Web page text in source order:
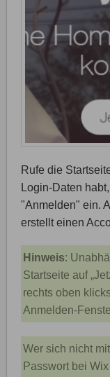
Rufe die
Login-Daten
"Anmelden" ein.
erstellt einen
Hinweis:
Startseite auf
rechts oben
Anmelden-
Wer sich nicht
Passwort bei